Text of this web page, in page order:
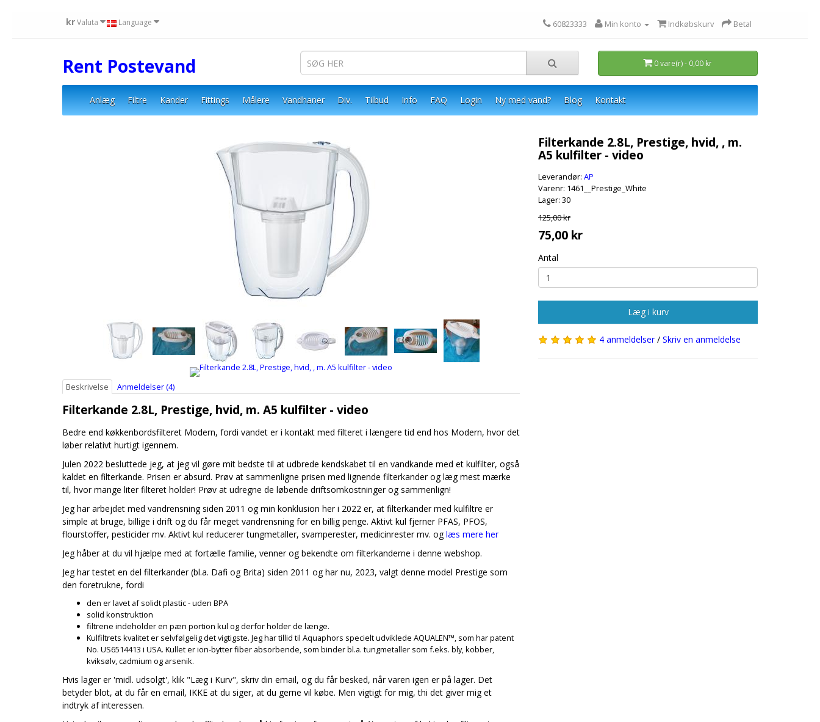
krValuta Language 60823333 Min konto Indkøbskurv Betal
Rent Postevand 0 vare(r) - 0,00 kr
Anlæg Filtre Kander Fittings Målere Vandhaner Div. Tilbud Info FAQ Login Ny med vand? Blog Kontakt
Beskrivelse Anmeldelser (4)
Filterkande 2.8L, Prestige, hvid, m. A5 kulfilter - video
Bedre end køkkenbordsfilteret Modern, fordi vandet er i kontakt med filteret i længere tid end hos Modern, hvor det
løber relativt hurtigt igennem.
Julen 2022 besluttede jeg, at jeg vil gøre mit bedste til at udbrede kendskabet til en vandkande med et kulfilter, også
kaldet en filterkande. Prisen er absurd. Prøv at sammenligne prisen med lignende filterkander og læg mest mærke
til, hvor mange liter filteret holder! Prøv at udregne de løbende driftsomkostninger og sammenlign!
Jeg har arbejdet med vandrensning siden 2011 og min konklusion her i 2022 er, at filterkander med kulfiltre er
simple at bruge, billige i drift og du får meget vandrensning for en billig penge. Aktivt kul fjerner PFAS, PFOS,
flourstoffer, pesticider mv. Aktivt kul reducerer tungmetaller, svamperester, medicinrester mv. oglæs mere her
Jeg håber at du vil hjælpe med at fortælle familie, venner og bekendte om filterkanderne i denne webshop.
Jeg har testet en del filterkander (bl.a. Dafi og Brita) siden 2011 og har nu, 2023, valgt denne model Prestige som
den foretrukne, fordi
den er lavet af solidt plastic - uden BPA
solid konstruktion
filtrene indeholder en pæn portion kul og derfor holder de længe.
Kulfiltrets kvalitet er selvfølgelig det vigtigste. Jeg har tillid til Aquaphors specielt udviklede AQUALEN™, som har patent
No. US6514413 i USA. Kullet er ion-bytter fiber absorbende, som binder bl.a. tungmetaller som f.eks. bly, kobber,
kviksølv, cadmium og arsenik.
Hvis lager er 'midl. udsolgt', klik "Læg i Kurv", skriv din email, og du får besked, når varen igen er på lager. Det
betyder blot, at du får en email, IKKE at du siger, at du gerne vil købe. Men vigtigt for mig, thi det giver mig et
indtryk af interessen.
Filterkande 2.8L, Prestige, hvid, , m.
A5 kulfilter - video
Leverandør: AP
Varenr: 1461__Prestige_White
Lager: 30
125,00 kr
75,00 kr
Antal
Læg i kurv
4 anmeldelser/ Skriv en anmeldelse